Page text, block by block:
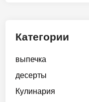
Категории
выпечка
десерты
Кулинария